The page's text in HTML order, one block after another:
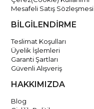
Mesafeli Satış Sözleşmesi
BİLGİLENDİRME
Teslimat Koşulları
Üyelik İşlemleri
Garanti Şartları
Güvenli Alışveriş
HAKKIMIZDA
Blog